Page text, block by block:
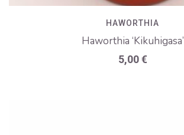
HAWORTHIA
Haworthia ‘Kikuhigasa’
5,00€